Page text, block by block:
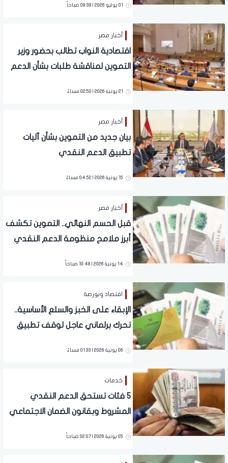
01 يوليو 2026 | 09:39 صباحاً
أخبار مصر
اقتصادية النواب تطالب بحضور وزير
التموين لمناقشة طلبات بشأن الدعم
21 يونية 2026 | 02:50 مساءً
أخبار مصر
بيان جديد من التموين بشأن آليات
تطبيق الدعم النقدي
15 يونية 2026 | 04:52 مساءً
أخبار مصر
قبل الحسم النهائي.. التموين تكشف
أبرز ملامح منظومة الدعم النقدي
14 يونية 2026 | 10:48 صباحاً
اقتصاد وبورصة
الإبقاء على الخبز والسلع الأساسية..
تحرك برلماني عاجل لوقف تطبيق
06 يونية 2026 | 01:33 مساءً
خدمات
5 فئات تستحق الدعم النقدي
المشروط وبقانون الضمان الاجتماعي
05 يونية 2026 | 02:07 صباحاً